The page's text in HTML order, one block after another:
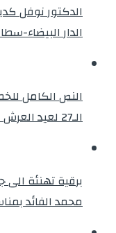
الدار البيضاء-
النص الكامل
الـ27 لعيد العرش المجيد
برقية تهنئة
محمد الفائد